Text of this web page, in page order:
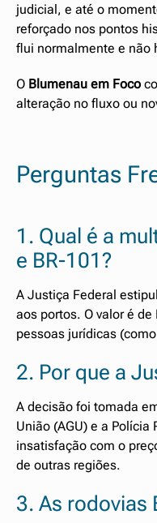
judicial, e até o
reforçado nos pontos
flui normalmente e não
O Blumenau em Foco
alteração no fluxo ou
Perguntas
1. Qual é a
e BR-101?
A Justiça Federal
aos portos. O valor é
pessoas jurídicas
2. Por que a
A decisão foi tomada
União (AGU) e a
insatisfação com o
de outras regiões.
3. As rodovias